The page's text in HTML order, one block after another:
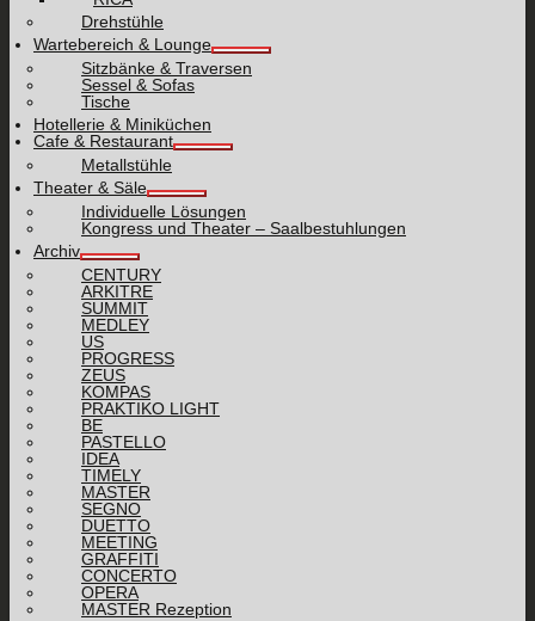
Drehstühle
Wartebereich & Lounge
Sitzbänke & Traversen
Sessel & Sofas
Tische
Hotellerie & Miniküchen
Cafe & Restaurant
Metallstühle
Theater & Säle
Individuelle Lösungen
Kongress und Theater – Saalbestuhlungen
Archiv
CENTURY
ARKITRE
SUMMIT
MEDLEY
US
PROGRESS
ZEUS
KOMPAS
PRAKTIKO LIGHT
BE
PASTELLO
IDEA
TIMELY
MASTER
SEGNO
DUETTO
MEETING
GRAFFITI
CONCERTO
OPERA
MASTER Rezeption